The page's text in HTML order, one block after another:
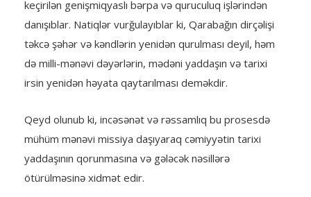
keçirilən genişmiqyaslı bərpa və quruculuq işlərindən
danışıblar. Natiqlər vurğulayıblar ki, Qarabağın dirçəlişi
təkcə şəhər və kəndlərin yenidən qurulması deyil, həm
də milli-mənəvi dəyərlərin, mədəni yaddaşın və tarixi
irsin yenidən həyata qaytarılması deməkdir.
Qeyd olunub ki, incəsənət və rəssamlıq bu prosesdə
mühüm mənəvi missiya daşıyaraq cəmiyyətin tarixi
yaddaşının qorunmasına və gələcək nəsillərə
ötürülməsinə xidmət edir.